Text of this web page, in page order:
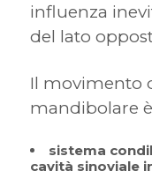
influenza
del lato
Il movimento
mandibolare
sistema
cavità sinoviale